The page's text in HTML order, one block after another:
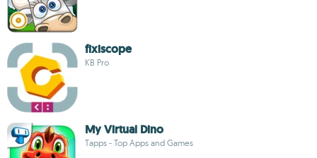
fixiscope
KB Pro
My Virtual Dino
Tapps - Top Apps and Games